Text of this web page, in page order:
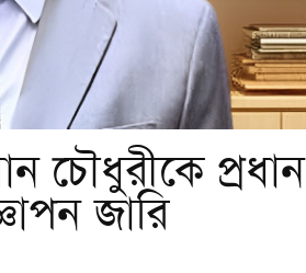
চৌধুরীকে প্রধান
জারি